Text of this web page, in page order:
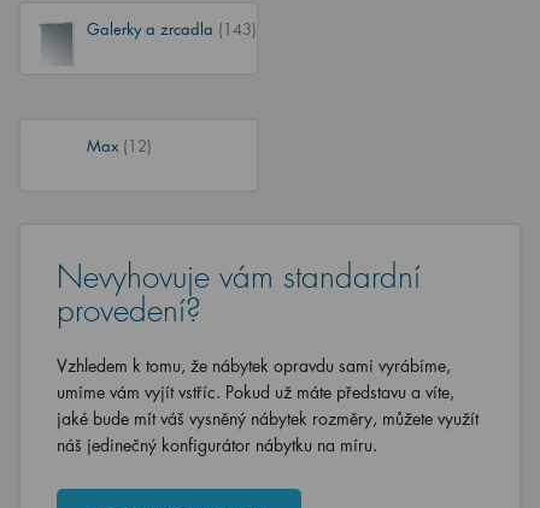
Galerky a zrcadla (143)
Max (12)
Nevyhovuje vám standardní
provedení?
Vzhledem k tomu, že nábytek opravdu sami vyrábíme,
umíme vám vyjít vstříc. Pokud už máte představu a víte,
jaké bude mít váš vysněný nábytek rozměry, můžete využít
náš jedinečný konfigurátor nábytku na míru.